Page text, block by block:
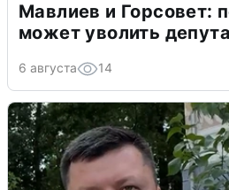
Мавлиев и Горсовет:
может уволить
6 августа 14